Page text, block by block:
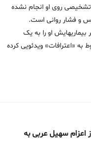
روی او انجام نشده
و فشار روانی است.
او را به یک
به «اعترافات» ویدئویی کرده
اعزام سهیل عربی به